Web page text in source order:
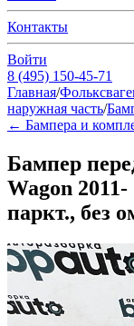
Контакты
Войти
8 (495) 150-45-71
Главная/
наружная часть/
← Бампера и
Бампер
Wagon
паркт., без